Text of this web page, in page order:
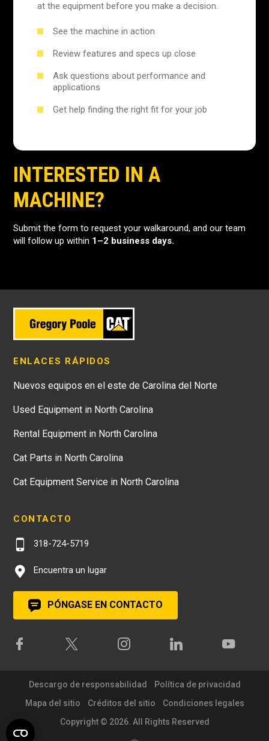
at the equipment before you make a decision.
See the machine in action
Review features and specs up close
Ask questions about performance and
applications
Get help finding the right fit for your job
INTERESTED IN A
MACHINE?
Submit the form to request your walkaround, and our team
will follow up within 1–2 business days.
ENLACES RÁPIDOS
Nuevos equipos en el este de Carolina del Norte
Used Equipment in North Carolina
Rental Equipment in North Carolina
Cat Parts in North Carolina
Cat Equipment Service in North Carolina
CONTACTO
318-724-5719
Encuentra un lugar
PÓNGASE EN CONTACTO
Descargo de responsabilidad
Política de privacidad
Mapa del sitio
Créditos del sitio
Condiciones legales
Copyright © 2026. All Rights Reserved